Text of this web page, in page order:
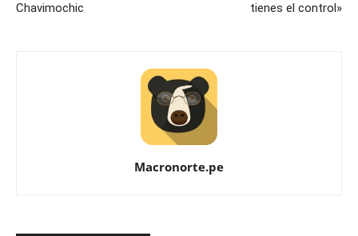
Chavimochic
tienes el control»
Macronorte.pe